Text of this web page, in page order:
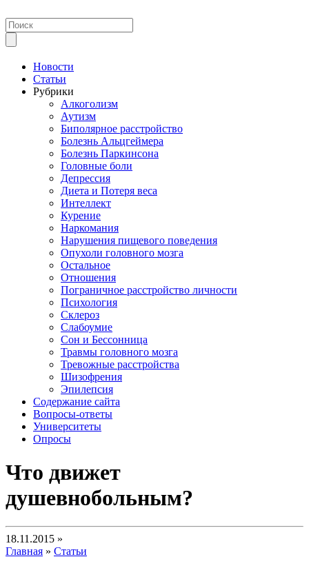
Новости
Статьи
Рубрики
Алкоголизм
Аутизм
Биполярное расстройство
Болезнь Альцгеймера
Болезнь Паркинсона
Головные боли
Депрессия
Диета и Потеря веса
Интеллект
Курение
Наркомания
Нарушения пищевого поведения
Опухоли головного мозга
Остальное
Отношения
Пограничное расстройство личности
Психология
Склероз
Слабоумие
Сон и Бессонница
Травмы головного мозга
Тревожные расстройства
Шизофрения
Эпилепсия
Содержание сайта
Вопросы-ответы
Университеты
Опросы
Что движет
душевнобольным?
18.11.2015 »
Главная » Статьи